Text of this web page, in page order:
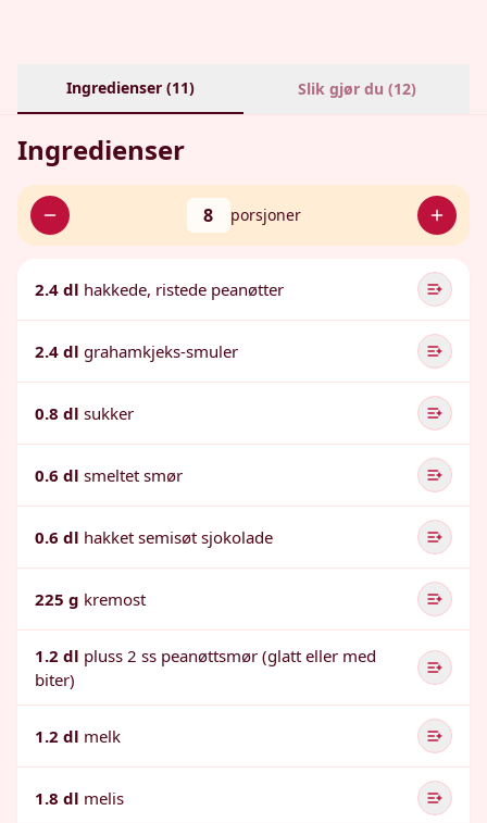
Ingredienser (11) Slik gjør du (12)
Ingredienser
8 porsjoner
2.4 dl hakkede, ristede peanøtter
2.4 dl grahamkjeks-smuler
0.8 dl sukker
0.6 dl smeltet smør
0.6 dl hakket semisøt sjokolade
225 g kremost
1.2 dl pluss 2 ss peanøttsmør (glatt eller med
biter)
1.2 dl melk
1.8 dl melis